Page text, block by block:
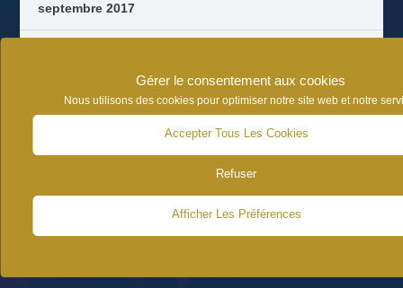
Gérer le consentement aux cookies
Nous utilisons des cookies pour optimiser notre site web et notre
Accepter Tous Les Cookies
Refuser
Afficher Les Préférences
septembre 2017
juin 2017
CATÉGORIES D’ARTICLES